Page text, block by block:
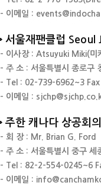
- 이메일 :
서울재팬클럽 Seoul
- 이사장 : Atsuyuki Miki(미
- 주 소 : 서울특별시 종로구
- Tel : 02-739-6962~3
- 이메일 :
주한 캐나다 상공
- 회 장 : Mr. Brian G. Ford
- 주 소 : 서울특별시 중구 세
- Tel : 82-2-554-0245~6
- 이메일 :